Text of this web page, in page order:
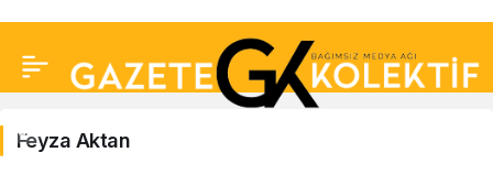
Feyza
Feyza Aktan